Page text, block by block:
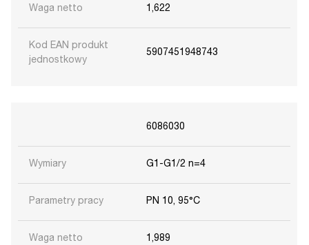
Waga netto 1,622
Kod EAN produkt
jednostkowy
5907451948743
6086030
Wymiary G1-G1/2 n=4
Parametry pracy PN 10, 95°C
Waga netto 1,989